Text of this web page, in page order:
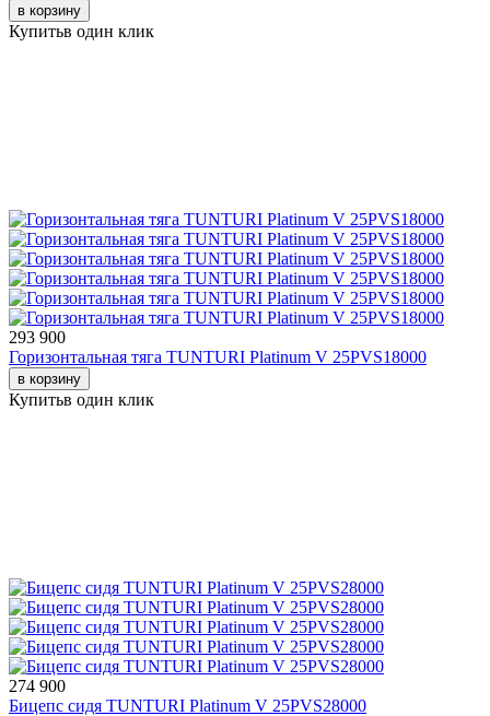
в корзину
Купитьв один клик
293 900
Горизонтальная тяга TUNTURI Platinum V 25PVS18000
в корзину
Купитьв один клик
274 900
Бицепс сидя TUNTURI Platinum V 25PVS28000